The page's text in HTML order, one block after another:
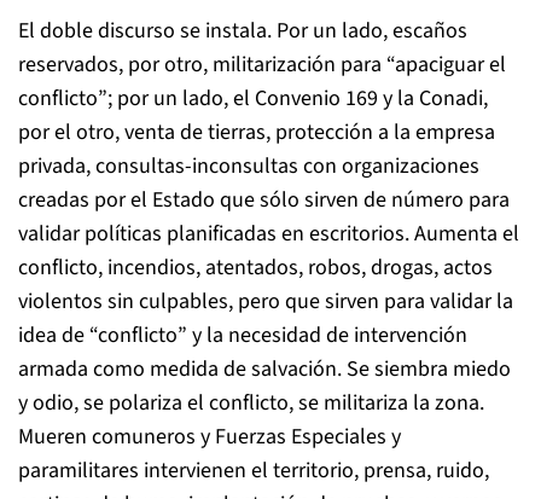
El doble discurso se instala. Por un lado, escaños
reservados, por otro, militarización para “apaciguar el
conflicto”; por un lado, el Convenio 169 y la Conadi,
por el otro, venta de tierras, protección a la empresa
privada, consultas-inconsultas con organizaciones
creadas por el Estado que sólo sirven de número para
validar políticas planificadas en escritorios. Aumenta el
conflicto, incendios, atentados, robos, drogas, actos
violentos sin culpables, pero que sirven para validar la
idea de “conflicto” y la necesidad de intervención
armada como medida de salvación. Se siembra miedo
y odio, se polariza el conflicto, se militariza la zona.
Mueren comuneros y Fuerzas Especiales y
paramilitares intervienen el territorio, prensa, ruido,